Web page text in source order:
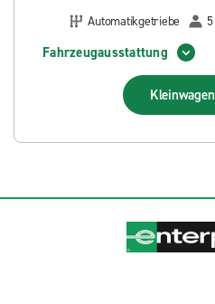
Automatikgetriebe
5
Fahrzeugausstattung
Kleinwagen